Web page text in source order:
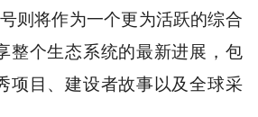
则将作为一个更为活跃的综合
整个生态系统的最新进展，包
项目、建设者故事以及全球采